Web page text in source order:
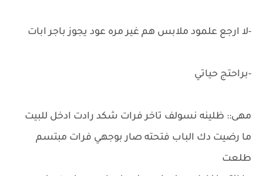
-لا ارجع علمود ملابس هم غير مره عود يجوز باجر ابات
-براحتج حياتي
مهى:: ظلينه نسولف تاخر فرات شكد رادت ادخل للبيت
ما رضيت دك الباب فتحته صار بوجهي فرات مبتسم
طلعت